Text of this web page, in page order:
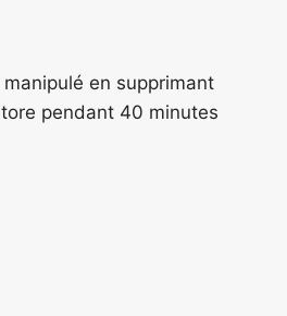
en supprimant
pendant 40 minutes